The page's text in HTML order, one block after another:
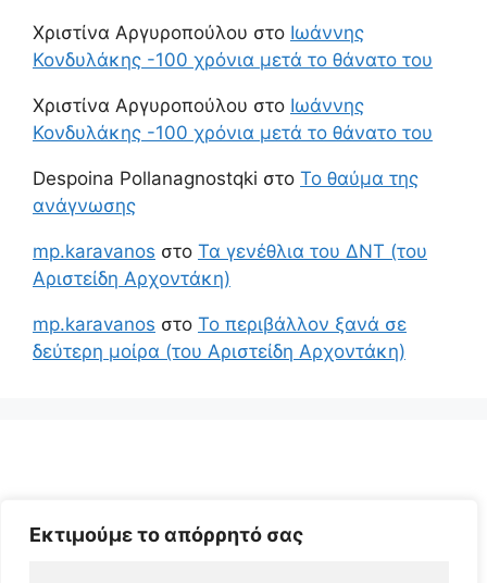
Εκτιμούμε το απόρρητό σας
Χριστίνα Αργυροπούλου στο Ιωάννης
Κονδυλάκης -100 χρόνια μετά το θάνατο του
Χριστίνα Αργυροπούλου στο Ιωάννης
Κονδυλάκης -100 χρόνια μετά το θάνατο του
Despoina Pollanagnostqki στο Το θαύμα της
ανάγνωσης
mp.karavanos στο Τα γενέθλια του ΔΝΤ (του
Αριστείδη Αρχοντάκη)
mp.karavanos στο Το περιβάλλον ξανά σε
δεύτερη μοίρα (του Αριστείδη Αρχοντάκη)